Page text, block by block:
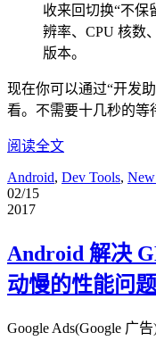
收来回切换“不保
辨率、CPU 核数
版本。
现在你可以通过“开发
看。不需要十几秒的
阅读全文
Android, Dev Tools, New
02/15
2017
Android 解决
动慢的性能问
Google Ads(Google 广